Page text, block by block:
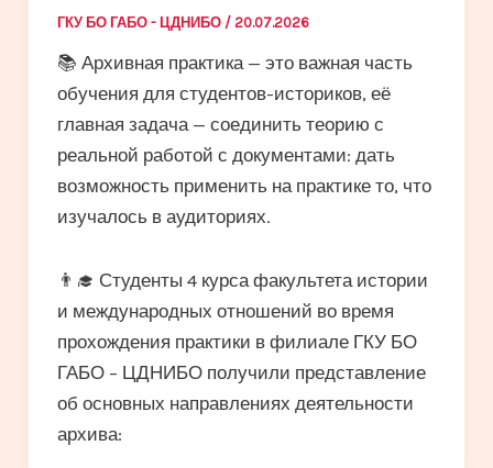
ГКУ БО ГАБО - ЦДНИБО / 20.07.2026
📚 Архивная практика — это важная часть
обучения для студентов-историков, её
главная задача — соединить теорию с
реальной работой с документами: дать
возможность применить на практике то, что
изучалось в аудиториях.
👨‍🎓 Студенты 4 курса факультета истории
и международных отношений во время
прохождения практики в филиале ГКУ БО
ГАБО – ЦДНИБО получили представление
об основных направлениях деятельности
архива: